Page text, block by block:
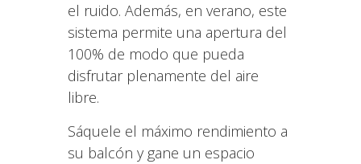
el ruido. Además, en verano, este
sistema permite una apertura del
100% de modo que pueda
disfrutar plenamente del aire
libre.
Sáquele el máximo rendimiento a
su balcón y gane un espacio